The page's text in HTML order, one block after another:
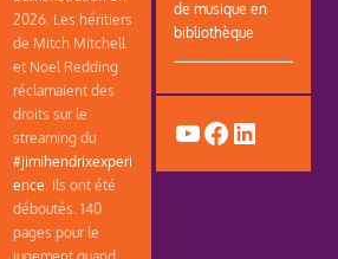
2026. Les héritiers
de Mitch Mitchell
et Noel Redding
réclamaient des
droits sur le
streaming du
#jimihendrixexperi
ence . Ils ont été
déboutés. 140
pages pour le
de musique en
bibliothèque
YouTube
Facebook
LinkedIn